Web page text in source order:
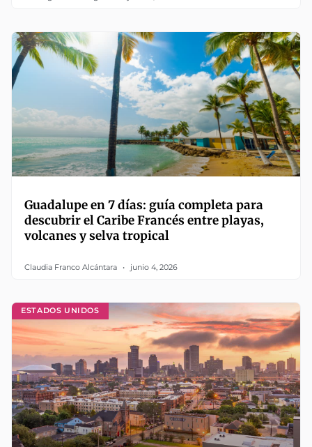
Guadalupe en 7 días: guía completa para
descubrir el Caribe Francés entre playas,
volcanes y selva tropical
Claudia Franco Alcántara junio 4, 2026
ESTADOS UNIDOS